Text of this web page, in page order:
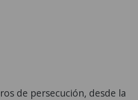
de persecución, desde la